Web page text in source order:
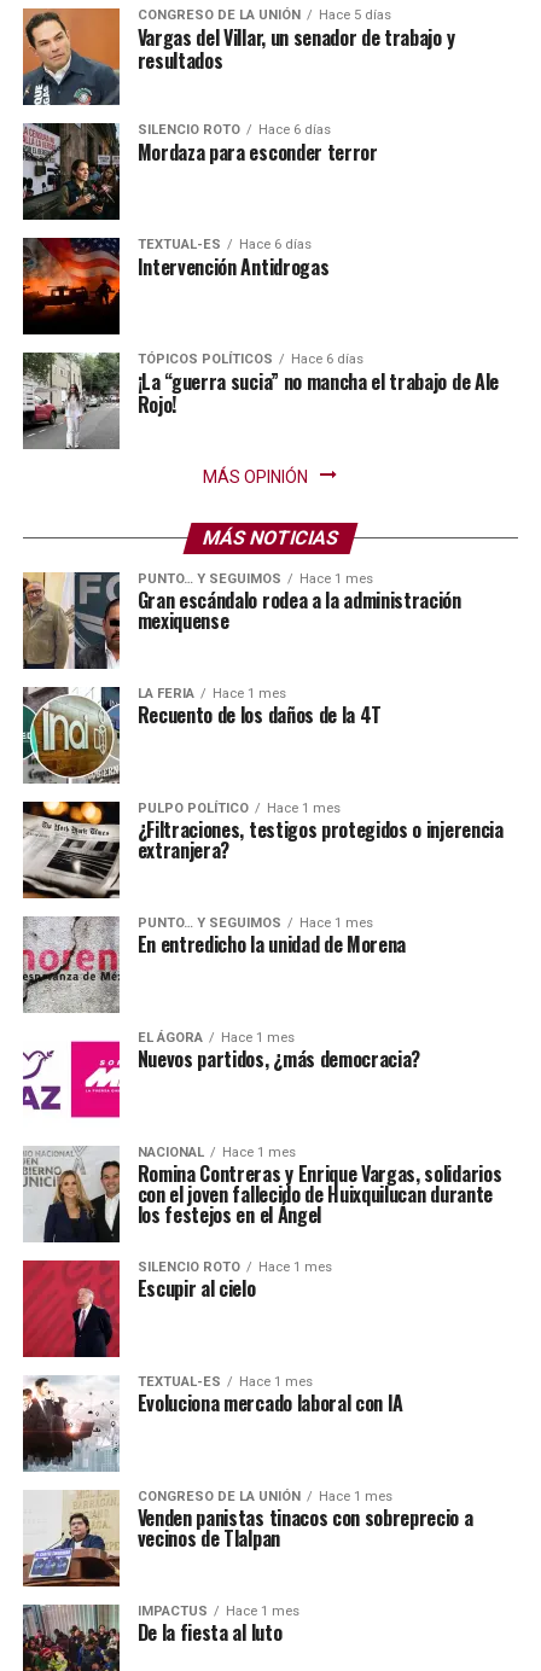
CONGRESO DE LA UNIÓN Hace 5 días
Vargas del Villar, un senador de trabajo y
resultados
SILENCIO ROTO Hace 6 días
Mordaza para esconder terror
TEXTUAL-ES Hace 6 días
Intervención Antidrogas
TÓPICOS POLÍTICOS Hace 6 días
¡La “guerra sucia” no mancha el trabajo de Ale
Rojo!
MÁS OPINIÓN
MÁS NOTICIAS
PUNTO… Y SEGUIMOS Hace 1 mes
Gran escándalo rodea a la administración
mexiquense
LA FERIA Hace 1 mes
Recuento de los daños de la 4T
PULPO POLÍTICO Hace 1 mes
¿Filtraciones, testigos protegidos o injerencia
extranjera?
PUNTO… Y SEGUIMOS Hace 1 mes
En entredicho la unidad de Morena
EL ÁGORA Hace 1 mes
Nuevos partidos, ¿más democracia?
NACIONAL Hace 1 mes
Romina Contreras y Enrique Vargas, solidarios
con el joven fallecido de Huixquilucan durante
los festejos en el Ángel
SILENCIO ROTO Hace 1 mes
Escupir al cielo
TEXTUAL-ES Hace 1 mes
Evoluciona mercado laboral con IA
CONGRESO DE LA UNIÓN Hace 1 mes
Venden panistas tinacos con sobreprecio a
vecinos de Tlalpan
IMPACTUS Hace 1 mes
De la fiesta al luto